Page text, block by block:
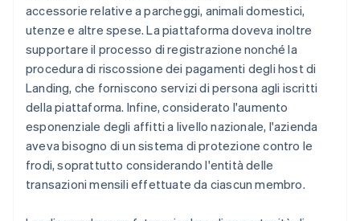
accessorie relative a parcheggi, animali domestici,
utenze e altre spese. La piattaforma doveva inoltre
supportare il processo di registrazione nonché la
procedura di riscossione dei pagamenti degli host di
Landing, che forniscono servizi di persona agli iscritti
della piattaforma. Infine, considerato l'aumento
esponenziale degli affitti a livello nazionale, l'azienda
aveva bisogno di un sistema di protezione contro le
frodi, soprattutto considerando l'entità delle
transazioni mensili effettuate da ciascun membro.